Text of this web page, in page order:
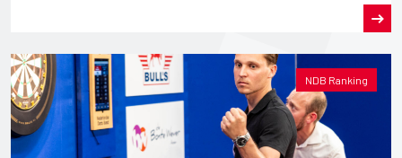
NDB Ranking